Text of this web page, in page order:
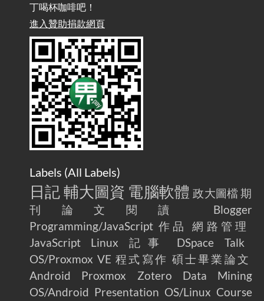
雜談：生活小技巧之用魔鬼氈避免機車鑰匙脫落吧
/ Talk: Use Velcro to Prevent Your Motorcycle Key From Falling
AdGuard Home不只是拿來擋廣告/ AdGuard
Home Is More Than Just an Ad Blocker
丁喝杯咖啡吧！
進入贊助捐款網頁
Labels (All Labels)
日記 輔大圖資 電腦軟體 政大圖檔 期
刊論文閱讀
Blogger
Programming/JavaScript 作品
網路管理
JavaScript
Linux 記事 DSpace
Talk
OS/Proxmox VE 程式寫作 碩士畢業論文
Android
Proxmox Zotero
Data Mining
OS/Android Presentation OS/Linux Course